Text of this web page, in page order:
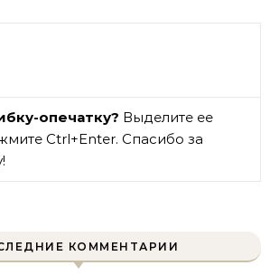
опечатку? Выделите ее
Ctrl+Enter. Спасибо за
КОММЕНТАРИИ